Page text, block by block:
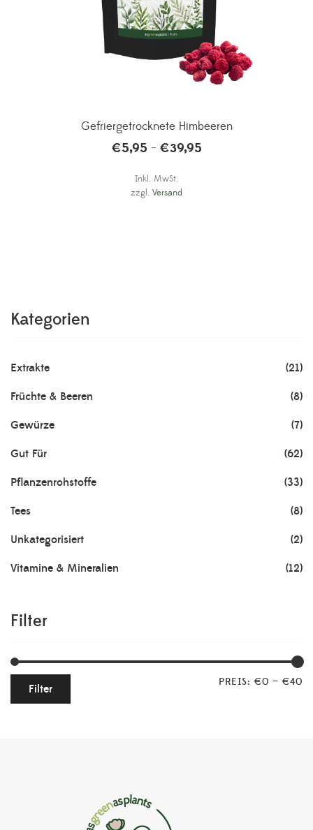
Gefriergetrocknete Himbeeren
€5,95 – €39,95
Inkl. MwSt.
zzgl. Versand
Kategorien
Extrakte (21)
Früchte & Beeren (8)
Gewürze (7)
Gut Für (62)
Pflanzenrohstoffe (33)
Tees (8)
Unkategorisiert (2)
Vitamine & Mineralien (12)
Filter
Filter PREIS: €0 — €40